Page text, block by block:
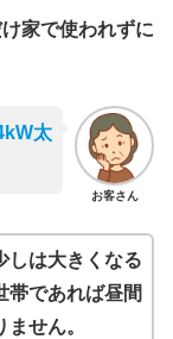
家で使われずに
お客さん
太
しは大きくなる
帯であれば昼間
せん。